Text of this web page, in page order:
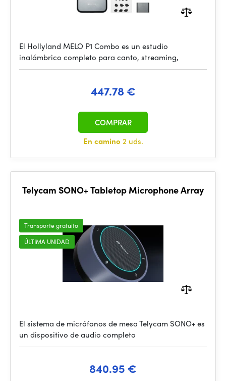
El Hollyland MELO P1 Combo es un estudio
inalámbrico completo para canto, streaming,
447.78 €
En camino 2 uds.
COMPRAR
Telycam SONO+ Tabletop Microphone Array
Transporte gratuito
ÚLTIMA UNIDAD
El sistema de micrófonos de mesa Telycam SONO+ es
un dispositivo de audio completo
840.95 €